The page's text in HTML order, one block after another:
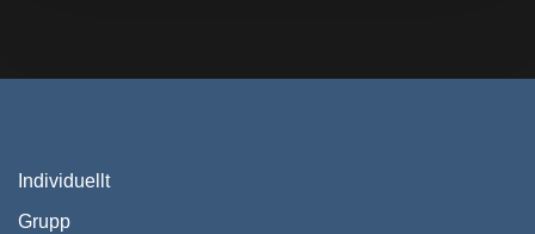
Individuellt
Grupp